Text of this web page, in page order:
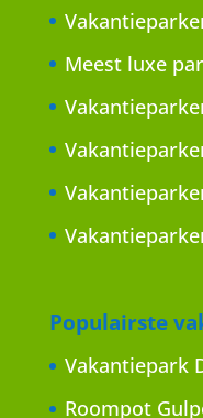
Meest luxe
Populairste
Vakantiepark
Roompot